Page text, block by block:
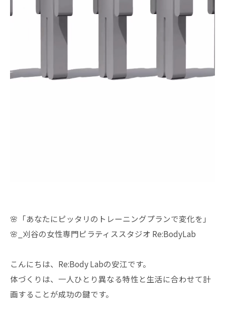
🌸「あなたにピッタリのトレーニングプランで変化を」
🌸_刈谷の女性専門ピラティススタジオ Re:BodyLab
こんにちは、Re:Body Labの安江です。
体づくりは、一人ひとり異なる特性と生活に合わせて計
画することが成功の鍵です。